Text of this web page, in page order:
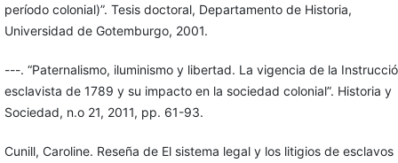
período colonial)”. Tesis doctoral, Departamento de Historia,
Universidad de Gotemburgo, 2001.
---. “Paternalismo, iluminismo y libertad. La vigencia de la
esclavista de 1789 y su impacto en la sociedad colonial”. Historia y
Sociedad, n.o 21, 2011, pp. 61-93.
Cunill, Caroline. Reseña de El sistema legal y los litigios de esclavos